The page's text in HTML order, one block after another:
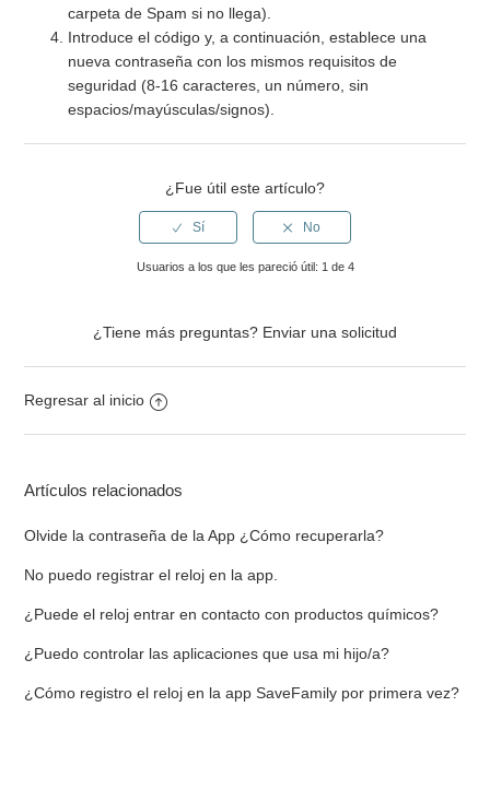
¿Qué son los contactos de "Agenda Antispam"?
¿Qué significa ser el "administrador" del reloj?
carpeta de Spam si no llega).
Introduce el código y, a continuación, establece una
nueva contraseña con los mismos requisitos de
seguridad (8-16 caracteres, un número, sin
espacios/mayúsculas/signos).
¿Fue útil este artículo?
Usuarios a los que les pareció útil: 1 de 4
¿Tiene más preguntas? Enviar una solicitud
Regresar al inicio
Artículos relacionados
Olvide la contraseña de la App ¿Cómo recuperarla?
No puedo registrar el reloj en la app.
¿Puede el reloj entrar en contacto con productos químicos?
¿Puedo controlar las aplicaciones que usa mi hijo/a?
¿Cómo registro el reloj en la app SaveFamily por primera vez?